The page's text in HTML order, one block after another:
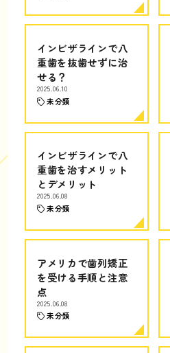
インビザラインで八
重歯を抜歯せずに治
せる？
2025.06.10
未分類
インビザラインで八
重歯を治すメリット
とデメリット
2025.06.08
未分類
アメリカで歯列矯正
を受ける手順と注意
点
2025.06.08
未分類